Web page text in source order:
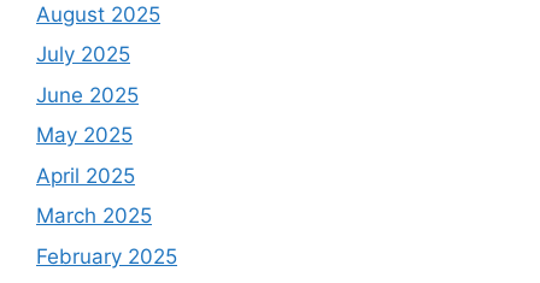
August 2025
July 2025
June 2025
May 2025
April 2025
March 2025
February 2025